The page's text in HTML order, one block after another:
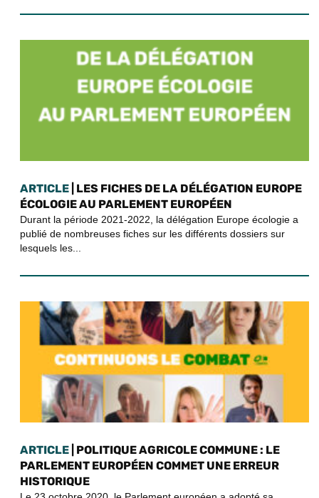
ARTICLE | LES FICHES DE LA DÉLÉGATION EUROPE
ÉCOLOGIE AU PARLEMENT EUROPÉEN
Durant la période 2021-2022, la délégation Europe écologie a
publié de nombreuses fiches sur les différents dossiers sur
lesquels les...
ARTICLE | POLITIQUE AGRICOLE COMMUNE : LE
PARLEMENT EUROPÉEN COMMET UNE ERREUR
HISTORIQUE